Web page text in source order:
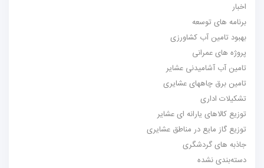
اخبار
برنامه های توسعه
بهبود تامین آب کشاورزی
پروژه های عمرانی
تامین آب آشامیدنی عشایر
تامین برق چاههای عشایری
تشکیلات اداری
توزیع کالاهای یارانه ای عشایر
توزیع گاز مایع در مناطق عشایری
جاذبه های گردشگری
دسته‌بندی نشده